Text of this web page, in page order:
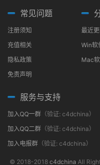
常见问题
注册须知
充值相关
隐私政策
免责声明
最近
Win软
Mac
服务与支持
加入QQ一群 （验证: c4dchina）
加入QQ二群 （验证: c4dchina）
加入电报群 （验证: c4dchina）
© 2018-2018 c4dchina All